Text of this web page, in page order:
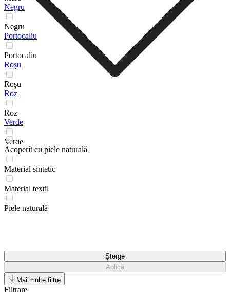
Negru
Negru
Portocaliu
Portocaliu
Roșu
Roșu
Roz
Roz
Verde
Verde
Acoperit cu piele naturală
Material sintetic
Material textil
Piele naturală
Șterge
Aplică
Mai multe filtre
Filtrare